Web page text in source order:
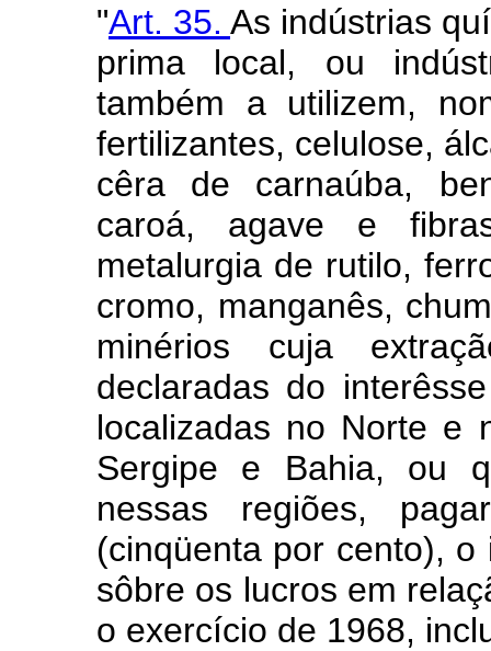
"Art. 35. As indústrias
prima local, ou
também a utilizem,
fertilizantes, celulose,
cêra de carnaúba,
caroá, agave e
metalurgia de rutilo,
cromo, manganês,
minérios cuja
declaradas do
localizadas no Norte e
Sergipe e Bahia, ou
nessas regiões,
(cinqüenta por cento),
sôbre os lucros em
o exercício de 1968,